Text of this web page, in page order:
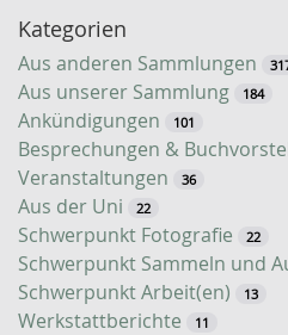
S
u
c
h
e
Kategorien
Aus anderen Sammlungen
Aus unserer Sammlung 184
Ankündigungen 101
Besprechungen &
Veranstaltungen 36
Aus der Uni 22
Schwerpunkt Fotografie 22
Schwerpunkt Sammeln und
Schwerpunkt Arbeit(en) 13
Werkstattberichte 11